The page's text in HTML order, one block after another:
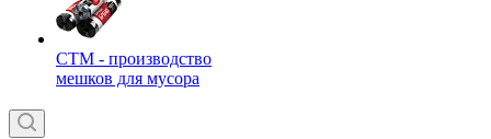
СТМ - производство
мешков для мусора